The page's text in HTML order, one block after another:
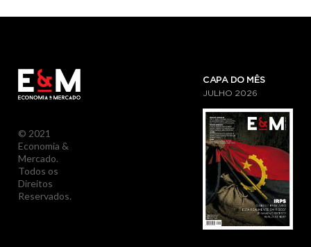
© 2021
Economia &
Mercado.
Todos os
Direitos
Reservados.
CAPA DO MÊS
JULHO 2026